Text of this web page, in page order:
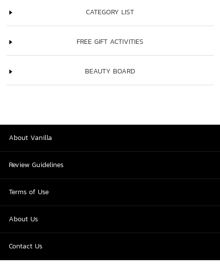
CATEGORY LIST
FREE GIFT ACTIVITIES
BEAUTY BOARD
About Vanilla
Review Guidelines
Terms of Use
About Us
Contact Us